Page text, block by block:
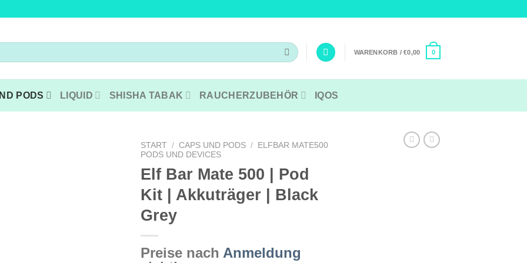
WARENKORB /€0,00 0
PODS LIQUID SHISHA TABAK RAUCHERZUBEHÖR IQOS
START / CAPS UND PODS /
ELFBAR MATE500
PODS UND DEVICES
Elf Bar Mate 500 | Pod
Kit | Akkuträger | Black
Grey
Preise nach Anmeldung